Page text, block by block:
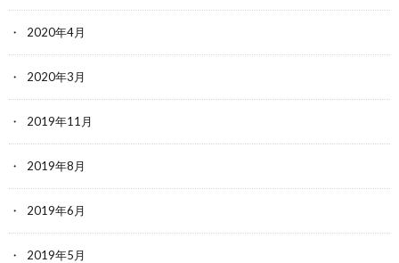
2020年4月
2020年3月
2019年11月
2019年8月
2019年6月
2019年5月